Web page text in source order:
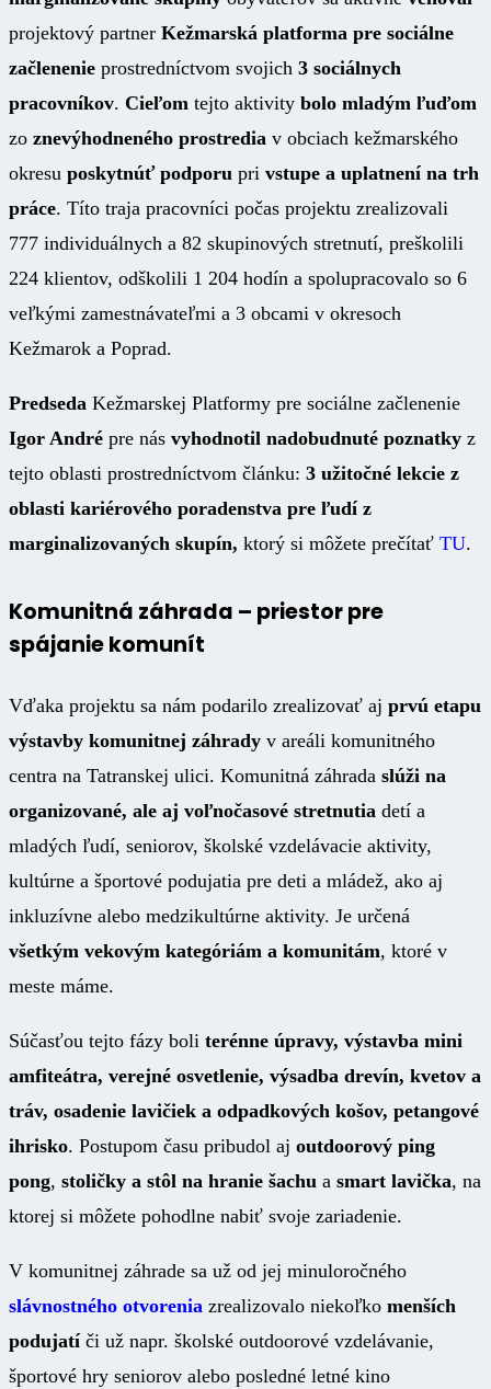
projektový partner Kežmarská platforma pre sociálne
začlenenie prostredníctvom svojich 3 sociálnych
pracovníkov. Cieľom tejto aktivity bolo mladým ľuďom
zo znevýhodneného prostredia v obciach kežmarského
okresu poskytnúť podporu pri vstupe a uplatnení na trh
práce. Títo traja pracovníci počas projektu zrealizovali
777 individuálnych a 82 skupinových stretnutí, preškolili
224 klientov, odškolili 1 204 hodín a spolupracovalo so 6
veľkými zamestnávateľmi a 3 obcami v okresoch
Kežmarok a Poprad.
Predseda Kežmarskej Platformy pre sociálne začlenenie
Igor André pre nás vyhodnotil nadobudnuté poznatky z
tejto oblasti prostredníctvom článku: 3 užitočné lekcie z
oblasti kariérového poradenstva pre ľudí z
marginalizovaných skupín, ktorý si môžete prečítať TU.
Komunitná záhrada – priestor pre
spájanie komunít
Vďaka projektu sa nám podarilo zrealizovať aj prvú etapu
výstavby komunitnej záhrady v areáli komunitného
centra na Tatranskej ulici. Komunitná záhrada slúži na
organizované, ale aj voľnočasové stretnutia detí a
mladých ľudí, seniorov, školské vzdelávacie aktivity,
kultúrne a športové podujatia pre deti a mládež, ako aj
inkluzívne alebo medzikultúrne aktivity. Je určená
všetkým vekovým kategóriám a komunitám, ktoré v
meste máme.
Súčasťou tejto fázy boli terénne úpravy, výstavba mini
amfiteátra, verejné osvetlenie, výsadba drevín, kvetov a
tráv, osadenie lavičiek a odpadkových košov, petangové
ihrisko. Postupom času pribudol aj outdoorový ping
pong, stoličky a stôl na hranie šachu a smart lavička, na
ktorej si môžete pohodlne nabiť svoje zariadenie.
V komunitnej záhrade sa už od jej minuloročného
slávnostného otvorenia zrealizovalo niekoľko menších
podujatíči už napr. školské outdoorové vzdelávanie,
športové hry seniorov alebo posledné letné kino